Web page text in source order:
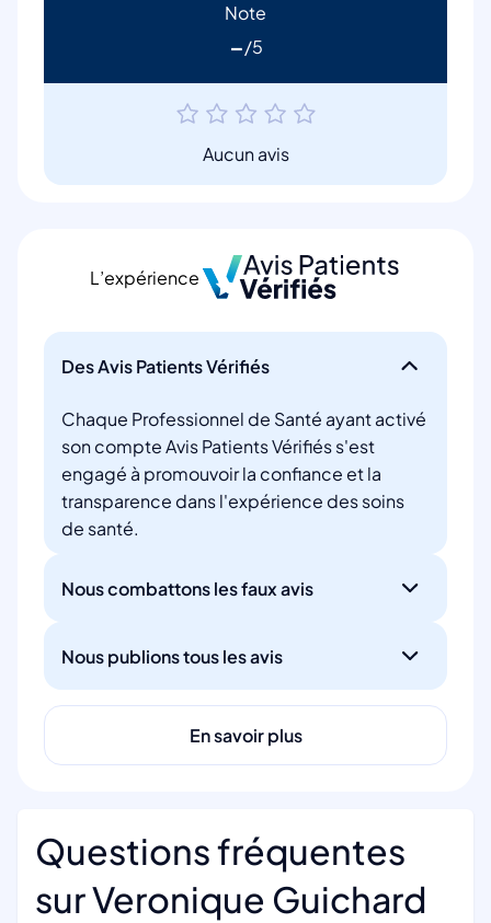
Note
-
Aucun avis
L’expérience
Des Avis Patients Vérifiés
Chaque Professionnel de Santé ayant activé
son compte Avis Patients Vérifiés s'est
engagé à promouvoir la confiance et la
transparence dans l'expérience des soins
de santé.
Nous combattons les faux avis
Nous publions tous les avis
En savoir plus
Questions fréquentes
sur Veronique Guichard